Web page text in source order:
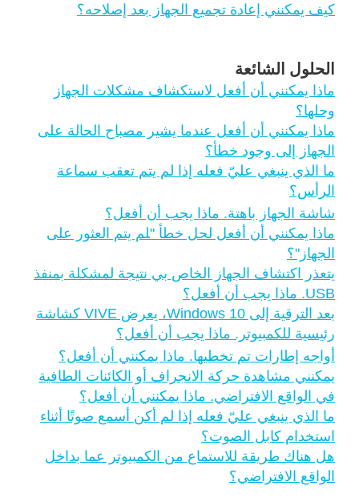
كيف يمكنني إعادة تجميع الجهاز بعد إصلاحه؟
الحلول الشائعة
ماذا يمكنني أن أفعل لاستكشاف مشكلات الجهاز
وحلها؟
ماذا يمكنني أن أفعل عندما يشير مصباح الحالة على
الجهاز إلى وجود خطأ؟
ما الذي ينبغي عليّ فعله إذا لم يتم تعقب سماعة
الرأس؟
شاشة الجهاز باهتة. ماذا يجب أن أفعل؟
ماذا يمكنني أن أفعل لحل خطأ "‍لم يتم العثور على
الجهاز"‍؟
يتعذر اكتشاف الجهاز الخاص بي نتيجة لمشكلة بمنفذ
USB. ماذا يجب أن أفعل؟
بعد الترقية إلى Windows 10، يعرض VIVE كشاشة
رئيسية للكمبيوتر. ماذا يجب أن أفعل؟
أواجه إطارات تم تخطيها. ماذا يمكنني أن أفعل؟
يمكنني مشاهدة حركة الانجراف أو الكائنات الطافية
في الواقع الافتراضي. ماذا يمكنني أن أفعل؟
ما الذي ينبغي عليّ فعله إذا لم أكن أسمع صوتًا أثناء
استخدام كابل الصوت؟
هل هناك طريقة للاستماع من الكمبيوتر عما بداخل
الواقع الافتراضي؟